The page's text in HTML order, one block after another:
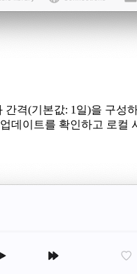
간격(기본값: 1일)을 구성
데이트를 확인하고 로컬